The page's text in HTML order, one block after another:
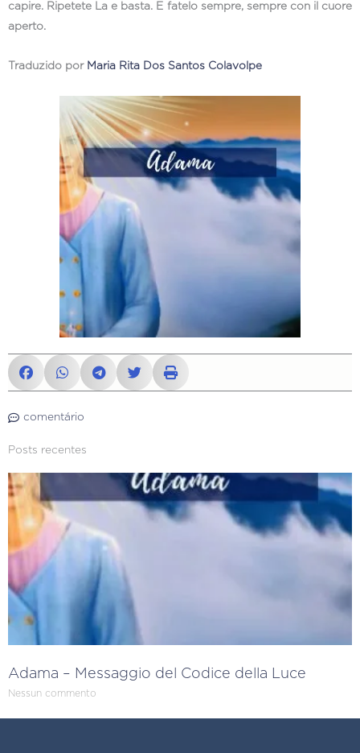
capire. Ripetete La e basta. E fatelo sempre, sempre con il cuore
aperto.
Traduzido por Maria Rita Dos Santos Colavolpe
comentário
Posts recentes
Adama – Messaggio del Codice della Luce
Nessun commento